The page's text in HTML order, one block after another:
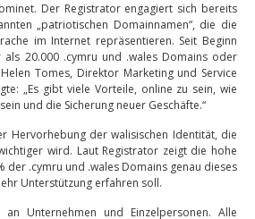
Der Registrator engagiert sich bereits
„patriotischen Domainnamen“, die die
im Internet repräsentieren. Seit Beginn
20.000 .cymru und .wales Domains oder
Tomes, Direktor Marketing und Service
„Es gibt viele Vorteile, online zu sein, wie
und die Sicherung neuer Geschäfte.“
Hervorhebung der walisischen Identität, die
wird. Laut Registrator zeigt die hohe
der .cymru und .wales Domains genau dieses
Unterstützung erfahren soll.
Unternehmen und Einzelpersonen. Alle